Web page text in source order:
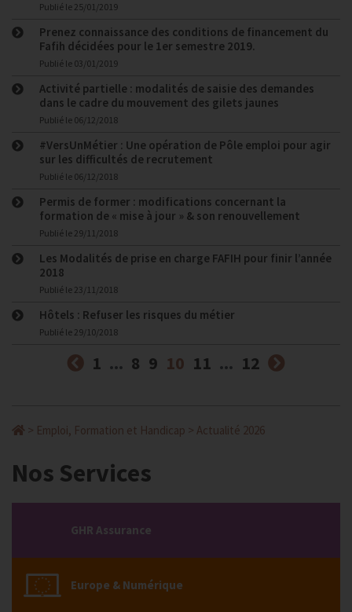
Publié le 25/01/2019
Prenez connaissance des conditions de financement du
Fafih décidées pour le 1er semestre 2019.
Publié le 03/01/2019
Activité partielle : modalités de saisie des demandes
dans le cadre du mouvement des gilets jaunes
Publié le 06/12/2018
#VersUnMétier : Une opération de Pôle emploi pour agir
sur les difficultés de recrutement
Publié le 06/12/2018
Permis de former : modifications concernant la
formation de « mise à jour » & son renouvellement
Publié le 29/11/2018
Les Modalités de prise en charge FAFIH pour finir l’année
2018
Publié le 23/11/2018
Hôtels : Refuser les risques du métier
Publié le 29/10/2018
Précédent
1 ... 8 9 10 (courante)
11 ... 12
> Emploi, Formation et Handicap > Actualité 2026
Nos Services
GHR Assurance
Europe & Numérique